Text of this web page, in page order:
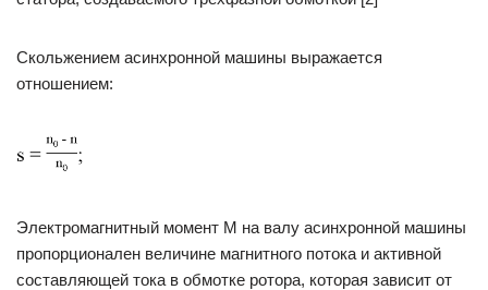
Скольжением асинхронной машины выражается
отношением:
Электромагнитный момент М на валу асинхронной машины
пропорционален величине магнитного потока и активной
составляющей тока в обмотке ротора, которая зависит от